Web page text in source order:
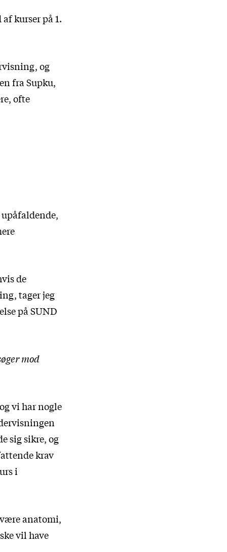
kurser på 1.
og
fra Supku,
ofte
de
tager jeg
på SUND
mod
vi har nogle
sig sikre, og
krav
i
anatomi,
vil have